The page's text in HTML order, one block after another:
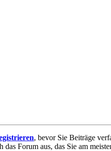
, bevor Sie Beiträge
Forum aus, das Sie am